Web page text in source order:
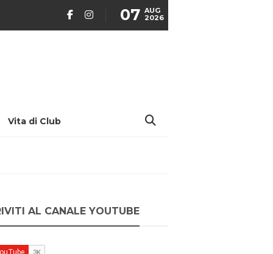
07 AUG
2026
Vita di Club
AL CANALE YOUTUBE